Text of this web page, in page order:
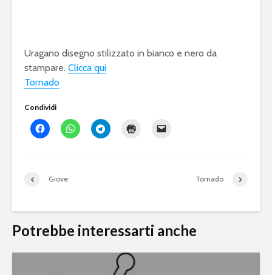
Uragano disegno stilizzato in bianco e nero da
stampare. Clicca qui
Tornado
Condividi
Giove Tornado
Potrebbe interessarti anche